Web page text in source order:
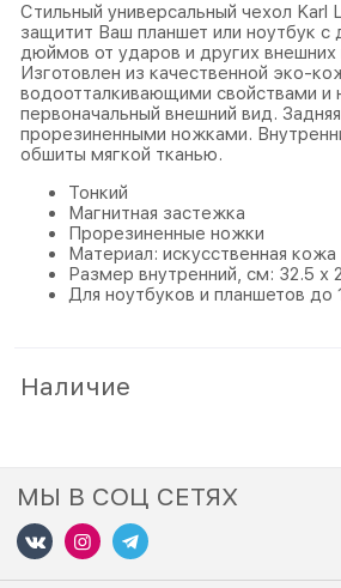
Стильный универсальный чехол
защитит Ваш планшет или ноутбук с
дюймов от ударов и других внешних
Изготовлен из качественной эко-
водоотталкивающими свойствами и
первоначальный внешний вид.
прорезиненными ножками.
обшиты мягкой тканью.
Тонкий
Магнитная застежка
Прорезиненные ножки
Материал: искусственная
Размер внутренний, см: 32.5 х
Для ноутбуков и планшетов до
Наличие
МЫ В СОЦ СЕТЯХ